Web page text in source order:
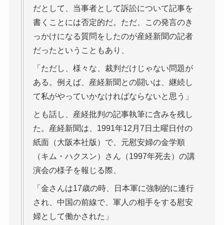
だとして、当事者として訴訟について記事を
書くことには否定的だ。ただ、この発言のき
っかけになる質問をしたのが産経新聞の記者
だったということもあり、
「ただし、様々な、裁判だけじゃない問題が
ある。例えば、産経新聞との闘いは、継続し
て私がやっていかなければならないと思う」
とも話し、産経批判の記事執筆に含みを残し
た。産経新聞は、1991年12月7日土曜日付の
紙面（大阪本社版）で、元慰安婦の金学順
（キム・ハクスン）さん（1997年死去）の講
演会の様子を報じる際、
「金さんは17歳の時、日本軍に強制的に連行
され、中国の前線で、軍人の相手をする慰安
婦として働かされた」